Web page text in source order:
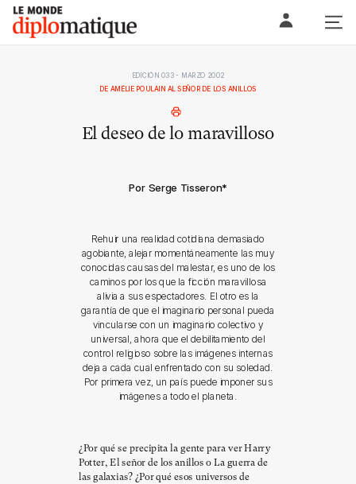
Skip
content
Le monde diplomatique
EDICIÓN 033 - MARZO 2002
DE AMÉLIE POULAIN AL SEÑOR DE LOS ANILLOS
El deseo de lo maravilloso
Por Serge Tisseron*
Rehuir una realidad cotidiana demasiado
agobiante, alejar momentáneamente las muy
conocidas causas del malestar, es uno de los
caminos por los que la ficción maravillosa
alivia a sus espectadores. El otro es la
garantía de que el imaginario personal pueda
vincularse con un imaginario colectivo y
universal, ahora que el debilitamiento del
control religioso sobre las imágenes internas
deja a cada cual enfrentado con su soledad.
Por primera vez, un país puede imponer sus
imágenes a todo el planeta.
¿Por qué se precipita la gente para ver Harry
Potter, El señor de los anillos o La guerra de
las galaxias? ¿Por qué esos universos de